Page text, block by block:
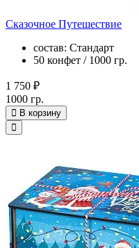
Сказочное Путешествие
состав: Стандарт
50 конфет / 1000 гр.
1 750 ₽
1000 гр.
В корзину